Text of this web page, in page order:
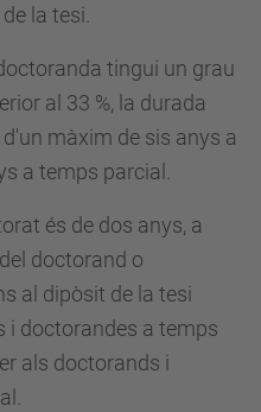
la tesi.
tingui un grau
al 33 %, la durada
màxim de sis anys a
a temps parcial.
és de dos anys, a
doctorand o
al dipòsit de la tesi
i doctorandes a temps
als doctorands i